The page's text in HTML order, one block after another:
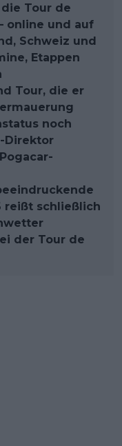
Tour de
online und auf
Schweiz und
Etappen
Tour, die er
noch
Direktor
reißt schließlich
der Tour de